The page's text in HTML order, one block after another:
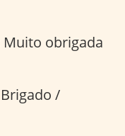
Muito obrigada
Brigado /